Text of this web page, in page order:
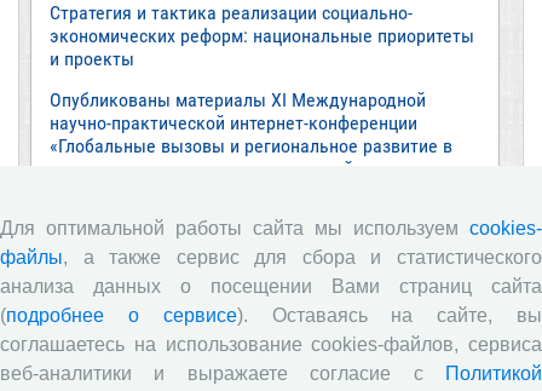
Стратегия и тактика реализации социально-
экономических реформ: национальные приоритеты
и проекты
Опубликованы материалы XI Международной
научно-практической интернет-конференции
«Глобальные вызовы и региональное развитие в
зеркале социологических измерений»
зеркале социологических измерений
Все сообщения »
Обзор научных публикаций
Для оптимальной работы сайта мы используем cookies-
файлы, а также сервис для сбора и статистического
анализа данных о посещении Вами страниц сайта
(подробнее о сервисе). Оставаясь на сайте, вы
соглашаетесь на использование cookies-файлов, сервиса
веб-аналитики и выражаете согласие с
Политикой